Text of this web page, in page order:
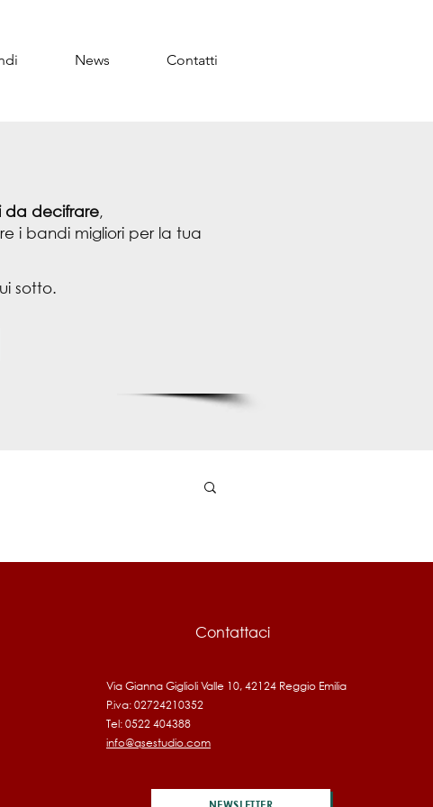
News Contatti
da decifrare,
i bandi migliori per la tua
sotto.
Contattaci
Via Gianna Giglioli Valle 10, 42124 Reggio Emilia
P.iva: 02724210352
Tel: 0522 404388
info@qsestudio.com
NEWSLETTER